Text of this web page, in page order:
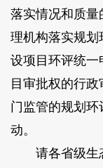
落实情况和质量
理机构落实规划
设项目环评统一
目审批权的行
门监管的规划
动。
请各省级生态